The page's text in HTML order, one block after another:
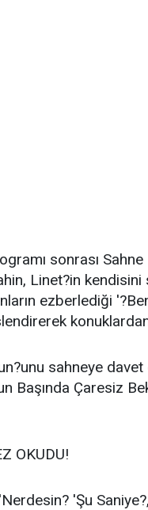
sonrası
Linet?in
ezberlediği
sahneye
Başında Çaresiz
OKUDU!
'Şu